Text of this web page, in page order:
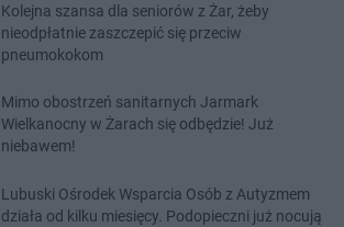
Kolejna szansa dla seniorów z Żar, żeby
nieodpłatnie zaszczepić się przeciw
pneumokokom
Mimo obostrzeń sanitarnych Jarmark
Wielkanocny w Żarach się odbędzie! Już
niebawem!
Lubuski Ośrodek Wsparcia Osób z Autyzmem
działa od kilku miesięcy. Podopieczni już nocują